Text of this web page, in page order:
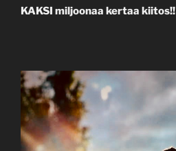
Post
KAKSI miljoonaa kertaa kiitos!!